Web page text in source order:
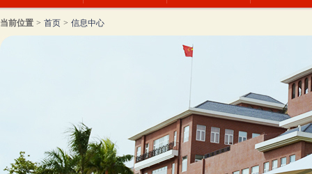
当前位置 > 首页 > 信息中心